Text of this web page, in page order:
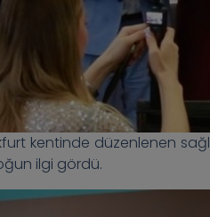
kentinde düzenlenen
ilgi gördü.